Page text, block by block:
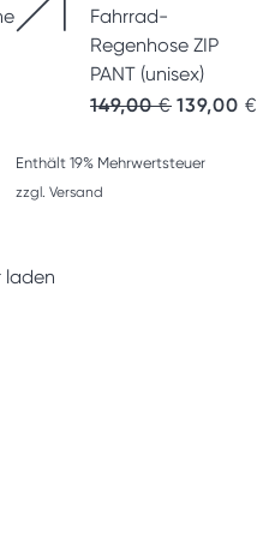
Fahrrad-
Regenhose ZIP
PANT (unisex)
149,00€ 139,00 €
Enthält 19% Mehrwertsteuer
zzgl. Versand
laden